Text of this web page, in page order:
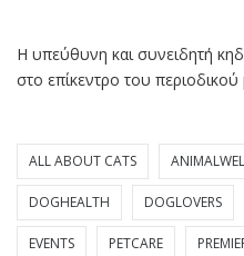
Η υπεύθυνη και συνειδητή
στο επίκεντρο του περιοδικού
ALL ABOUT CATS
DOGHEALTH DOGLOVERS
EVENTS PETCARE